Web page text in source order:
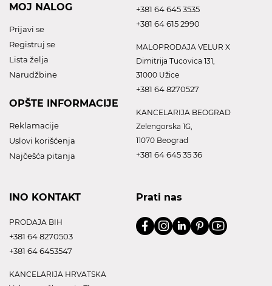
MOJ NALOG
Prijavi se
Registruj se
Lista želja
Narudžbine
OPŠTE INFORMACIJE
Reklamacije
Uslovi korišćenja
Najčešća pitanja
+381 64 645 3535
+381 64 615 2990
MALOPRODAJA VELUR X
Dimitrija Tucovica 131,
31000 Užice
+381 64 8270527
KANCELARIJA BEOGRAD
Zelengorska 1G,
11070 Beograd
+381 64 645 35 36
INO KONTAKT
PRODAJA BIH
+381 64 8270503
+381 64 6453547
KANCELARIJA HRVATSKA
Prati nas